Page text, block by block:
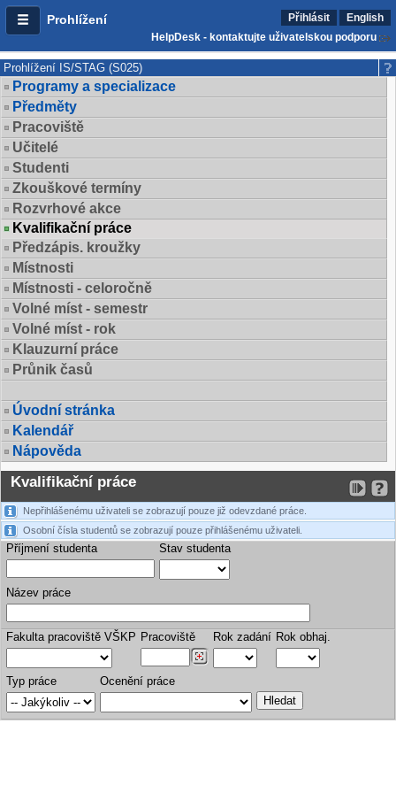
Prohlížení Přihlásit
English
HelpDesk - kontaktujte uživatelskou podporu
Prohlížení IS/STAG (S025)
Programy a specializace
Předměty
Pracoviště
Učitelé
Studenti
Zkouškové termíny
Rozvrhové akce
Kvalifikační práce
Předzápis. kroužky
Místnosti
Místnosti - celoročně
Volné míst - semestr
Volné míst - rok
Klauzurní práce
Průnik časů
Úvodní stránka
Kalendář
Nápověda
Kvalifikační práce
Nepřihlášenému uživateli se zobrazují pouze již odevzdané práce.
Osobní čísla studentů se zobrazují pouze přihlášenému uživateli.
Příjmení studenta Stav studenta
Název práce
Fakulta pracoviště VŠKP Pracoviště Rok zadání Rok obhaj.
Typ práce Ocenění práce